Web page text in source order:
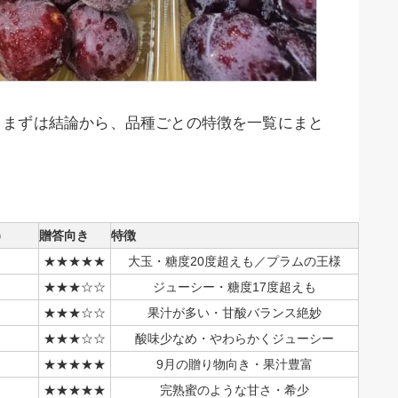
ずは結論から、品種ごとの特徴を一覧にまと
贈答向き
特徴
★★★★★
大玉・糖度20度超えも／プラムの王様
★★★☆☆
ジューシー・糖度17度超えも
★★★☆☆
果汁が多い・甘酸バランス絶妙
★★★☆☆
酸味少なめ・やわらかくジューシー
★★★★★
9月の贈り物向き・果汁豊富
★★★★★
完熟蜜のような甘さ・希少